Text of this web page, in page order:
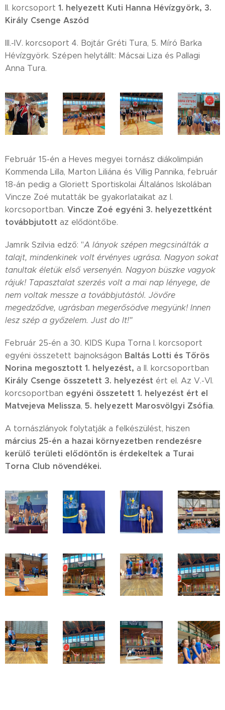
II. korcsoport 1. helyezett Kuti Hanna Hévízgyörk, 3.
Király Csenge Aszód
III.-IV. korcsoport 4. Bojtár Gréti Tura, 5. Míró Barka
Hévízgyörk. Szépen helytállt: Mácsai Liza és Pallagi
Anna Tura.
Február 15-én a Heves megyei tornász diákolimpián
Kommenda Lilla, Marton Liliána és Villig Pannika, február
18-án pedig a Gloriett Sportiskolai Általános Iskolában
Vincze Zoé mutatták be gyakorlataikat az I.
korcsoportban. Vincze Zoé egyéni 3. helyezettként
továbbjutott az elődöntőbe.
Jamrik Szilvia edző: "A lányok szépen megcsinálták a
talajt, mindenkinek volt érvényes ugrása. Nagyon sokat
tanultak életük első versenyén. Nagyon büszke vagyok
rájuk! Tapasztalat szerzés volt a mai nap lényege, de
nem voltak messze a továbbjutástól. Jövőre
megedződve, ugrásban megerősödve megyünk! Innen
lesz szép a győzelem. Just do It!"
Február 25-én a 30. KIDS Kupa Torna I. korcsoport
egyéni összetett bajnokságon Baltás Lotti és Tőrös
Norina megosztott 1. helyezést, a II. korcsoportban
Király Csenge összetett 3. helyezést ért el. Az V.-VI.
korcsoportban egyéni összetett 1. helyezést ért el
Matvejeva Melissza, 5. helyezett Marosvölgyi Zsófia.
A tornászlányok folytatják a felkészülést, hiszen
március 25-én a hazai környezetben rendezésre
kerülő területi elődöntőn is érdekeltek a Turai
Torna Club növendékei.